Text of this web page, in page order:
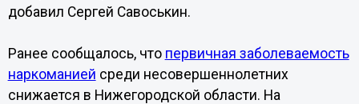
добавил Сергей Савоськин.
Ранее сообщалось, что первичная заболеваемость
наркоманией среди несовершеннолетних
снижается в Нижегородской области. На